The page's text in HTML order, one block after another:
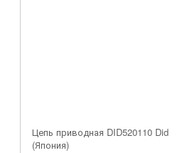
Цепь приводная DID520110 Did
(Япония)